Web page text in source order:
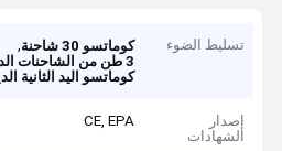
تسليط الضوء كوماتسو 30 شاحنة
,
3 طن من الشاحنات الديزل المستعملة
كوماتسو اليد الثانية
إصدار
الشهادات
CE, EPA